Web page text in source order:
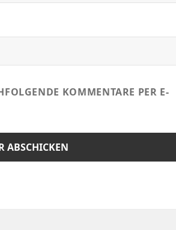
KOMMENTARE PER E-